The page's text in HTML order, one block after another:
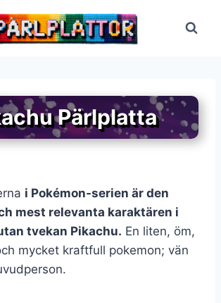
Pärlplatta
i Pokémon-serien är den
mest relevanta karaktären i
tvekan Pikachu. En liten, öm,
mycket kraftfull pokemon; vän